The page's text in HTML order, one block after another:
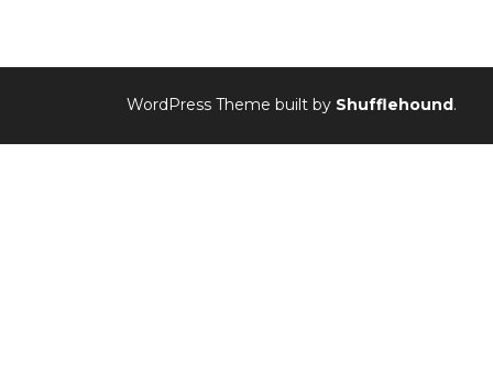
WordPress Theme built by Shufflehound.